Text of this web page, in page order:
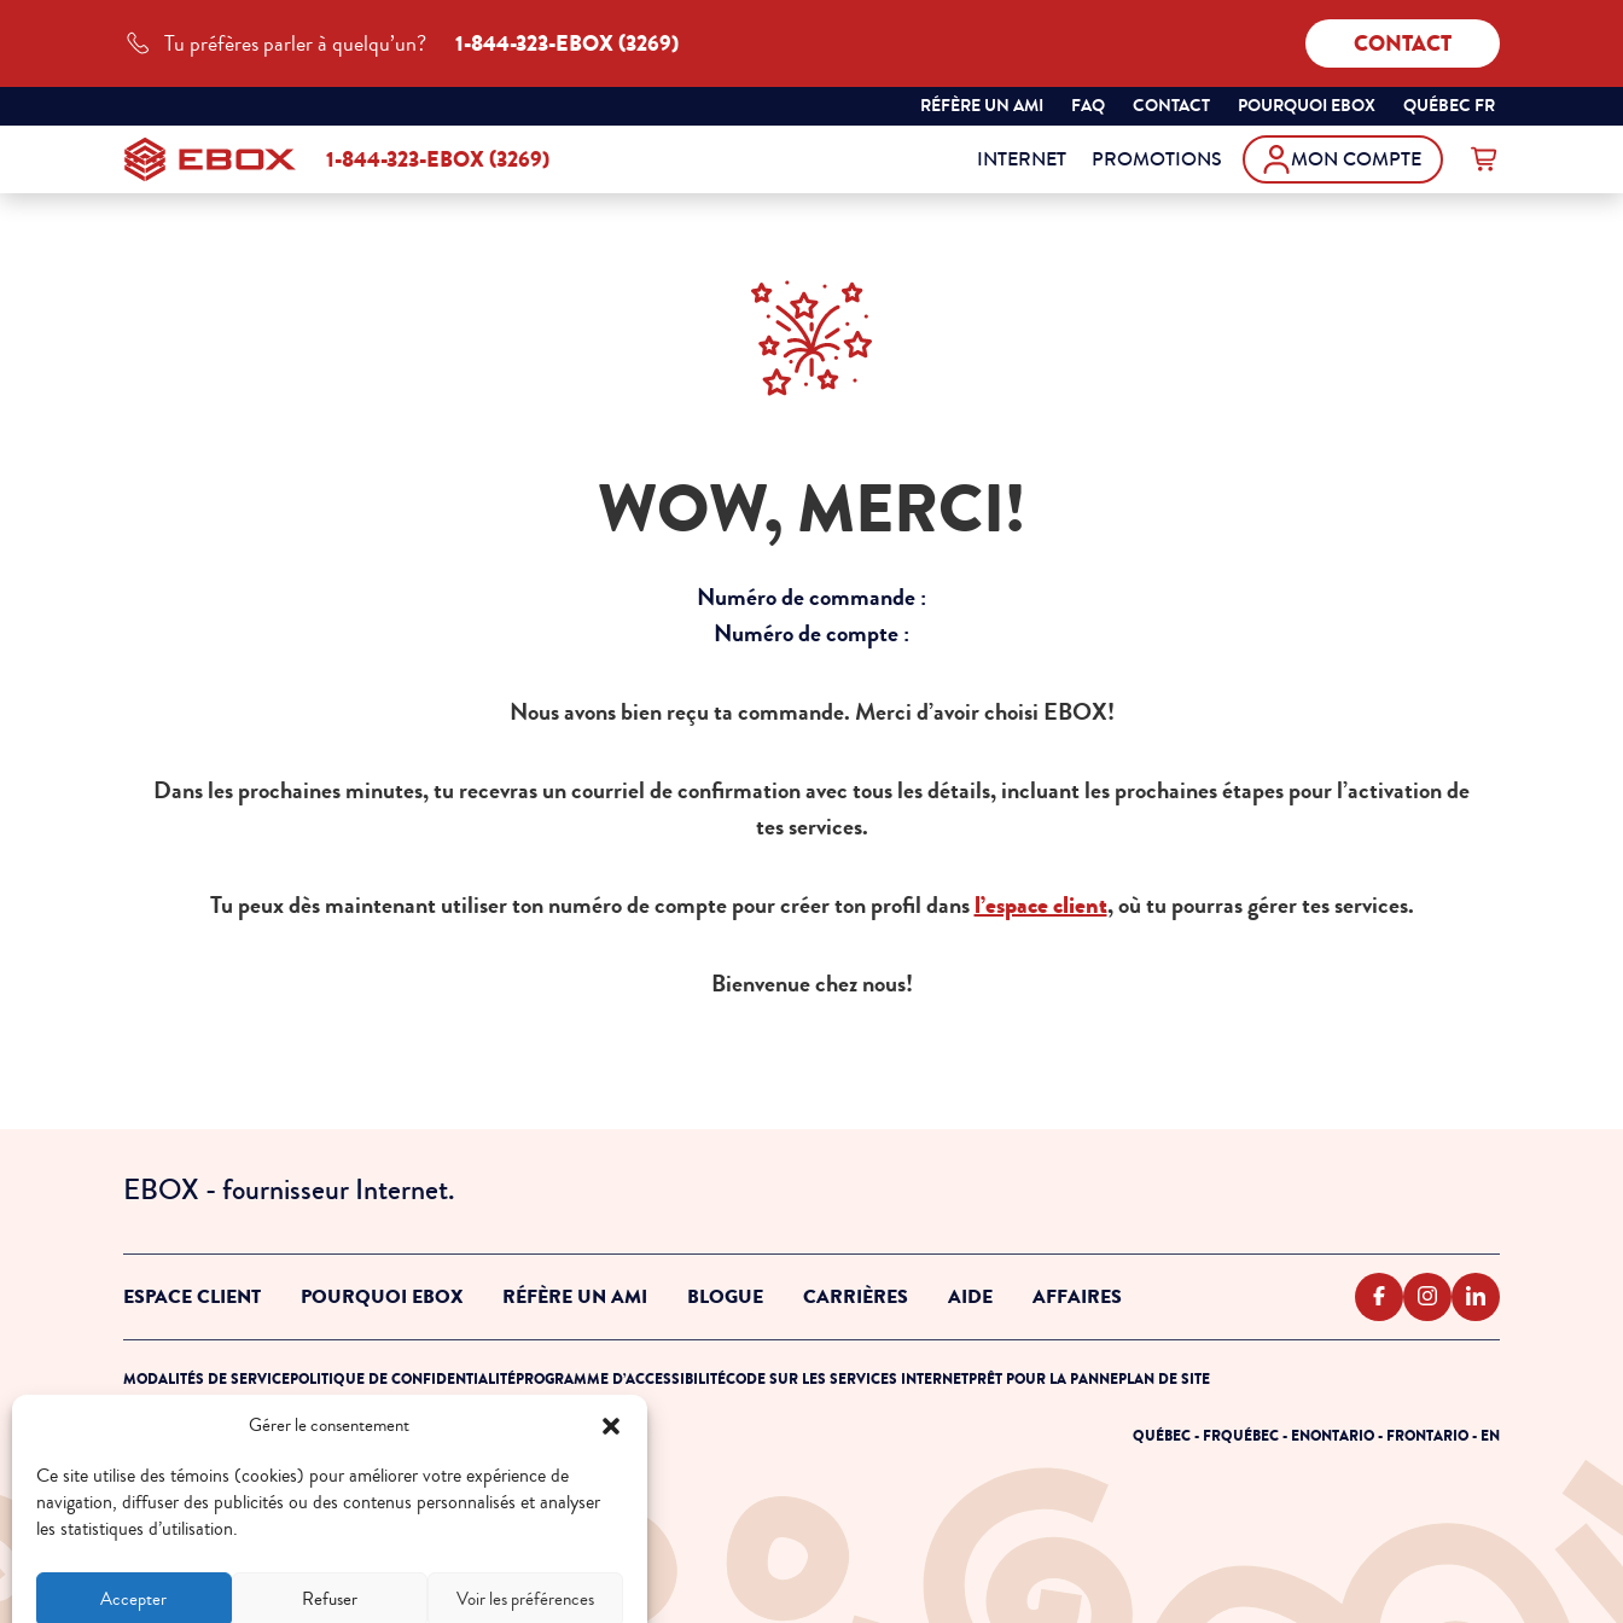
Gérer le consentement
Ce site utilise des témoins (cookies) pour améliorer votre expérience de
navigation, diffuser des publicités ou des contenus personnalisés et analyser
les statistiques d’utilisation.
Accepter Refuser Voir les préférences
Tu préfères parler à quelqu’un? 1-844-323-EBOX (3269) CONTACT
RÉFÈRE UN AMI FAQ CONTACT POURQUOI EBOX
SÉLECTIONNEZ
VOTRE
PROVINCE
ET
QUÉBEC
FRANÇAIS
QUÉBEC FR
1-844-323-EBOX (3269) INTERNET PROMOTIONS MON COMPTE Commander
WOW, MERCI!
Numéro de commande :
Numéro de compte :
Nous avons bien reçu ta commande. Merci d’avoir choisi EBOX!
Dans les prochaines minutes, tu recevras un courriel de confirmation avec tous les détails, incluant les prochaines étapes pour l’activation de
tes services.
Tu peux dès maintenant utiliser ton numéro de compte pour créer ton profil dansl’espace client, où tu pourras gérer tes services.
Bienvenue chez nous!
EBOX - fournisseur Internet.
ESPACE CLIENT POURQUOI EBOX RÉFÈRE UN AMI BLOGUE CARRIÈRES AIDE AFFAIRES
MODALITÉS DE SERVICEPOLITIQUE DE CONFIDENTIALITÉPROGRAMME D’ACCESSIBILITÉCODE SUR LES SERVICES INTERNETPRÊT POUR LA PANNEPLAN DE SITE
© 2026 EBOX. Tous droits réservés. QUÉBEC - FRQUÉBEC - ENONTARIO - FRONTARIO - EN